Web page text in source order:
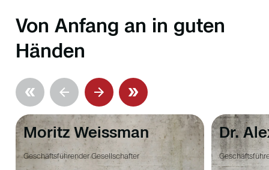
Von Anfang an in guten
Händen
Moritz Weissman
Geschäftsführender Gesellschafter
Dr.